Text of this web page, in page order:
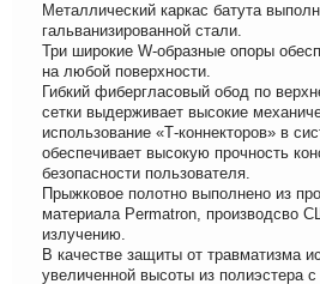
Металлический каркас батута
гальванизированной стали.
Три широкие W-образные опоры
на любой поверхности.
Гибкий фибергласовый обод по
сетки выдерживает высокие
использование «Т-коннекторов» в
обеспечивает высокую прочность
безопасности пользователя.
Прыжковое полотно выполнено из
материала Permatron, производсво
излучению.
В качестве защиты от травматизма
увеличенной высоты из полиэстера